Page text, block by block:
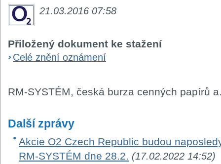
21.03.2016 07:58
Přiložený dokument ke stažení
Celé znění oznámení
RM-SYSTÉM, česká burza cenných papírů
Další zprávy
Akcie O2 Czech Republic budou
RM-SYSTÉM dne 28.2. (17.02.2022 14:52)